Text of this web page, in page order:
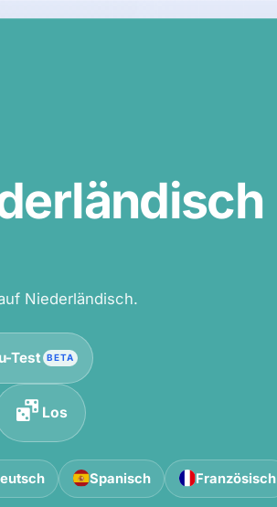
Niederländisch.
Test BETA
Los
Spanisch Französisch